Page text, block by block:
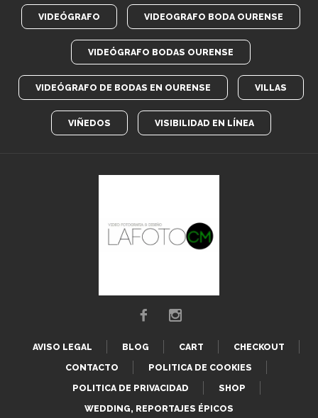
VIDEÓGRAFO VIDEOGRAFO BODA OURENSE
VIDEÓGRAFO BODAS OURENSE
VIDEÓGRAFO DE BODAS EN OURENSE VILLAS
VIÑEDOS VISIBILIDAD EN LÍNEA
AVISO LEGAL BLOG CART
CHECKOUT
CONTACTO
POLITICA DE COOKIES
POLITICA DE PRIVACIDAD
SHOP
WEDDING, REPORTAJES ÉPICOS